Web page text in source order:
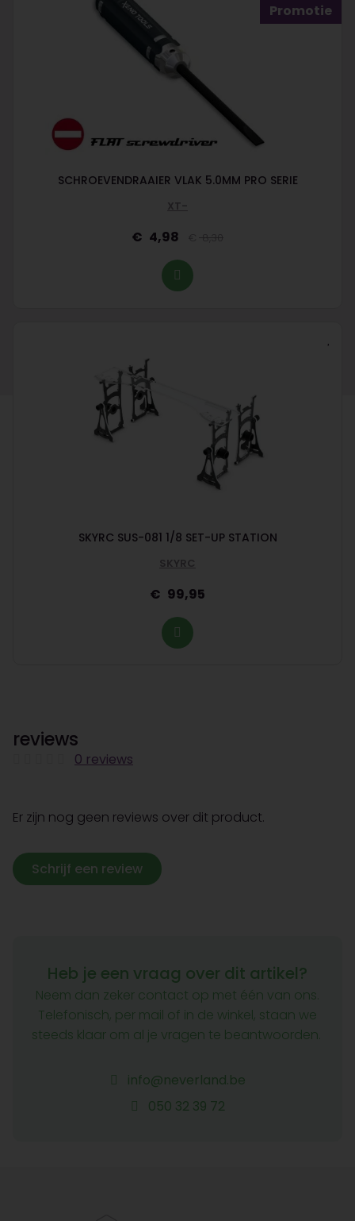
Promotie
SCHROEVENDRAAIER VLAK 5.0MM PRO SERIE
XT-
4,98 8,30
SKYRC SUS-081 1/8 SET-UP STATION
SKYRC
99,95
reviews
0 reviews
Er zijn nog geen reviews over dit product.
Schrijf een review
Heb je een vraag over dit artikel?
Neem dan zeker contact op met één van ons.
Telefonisch, per mail of in de winkel, staan we
steeds klaar om al je vragen te beantwoorden.
info@neverland.be
050 32 39 72